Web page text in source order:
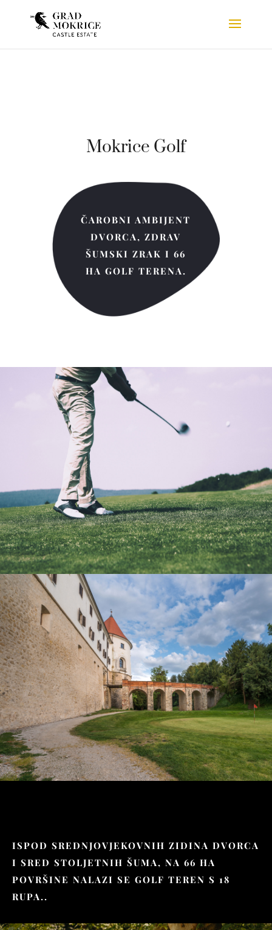
Mokrice Golf
ČAROBNI AMBIJENT
DVORCA, ZDRAV
ŠUMSKI ZRAK I 66
HA GOLF TERENA.
ISPOD SREDNJOVJEKOVNIH ZIDINA DVORCA
I SRED STOLJETNIH ŠUMA, NA 66 HA
POVRŠINE NALAZI SE GOLF TEREN S 18
RUPA..